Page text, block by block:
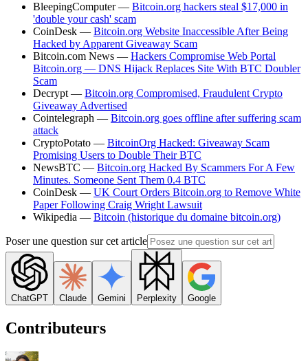
BleepingComputer — Bitcoin.org hackers steal $17,000 in
'double your cash' scam
CoinDesk — Bitcoin.org Website Inaccessible After Being
Hacked by Apparent Giveaway Scam
Bitcoin.com News — Hackers Compromise Web Portal
Bitcoin.org — DNS Hijack Replaces Site With BTC Doubler
Scam
Decrypt — Bitcoin.org Compromised, Fraudulent Crypto
Giveaway Advertised
Cointelegraph — Bitcoin.org goes offline after suffering scam
attack
CryptoPotato — BitcoinOrg Hacked: Giveaway Scam
Promising Users to Double Their BTC
NewsBTC — Bitcoin.org Hacked By Scammers For A Few
Minutes. Someone Sent Them 0.4 BTC
CoinDesk — UK Court Orders Bitcoin.org to Remove White
Paper Following Craig Wright Lawsuit
Wikipedia — Bitcoin (historique du domaine bitcoin.org)
Poser une question sur cet article
ChatGPT Claude Gemini Perplexity Google
Contributeurs